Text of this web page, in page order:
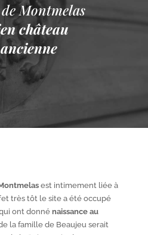
Montmelas
château
ancienne
est intimement liée à
très tôt le site a été occupé
ont donné naissance au
la famille de Beaujeu serait